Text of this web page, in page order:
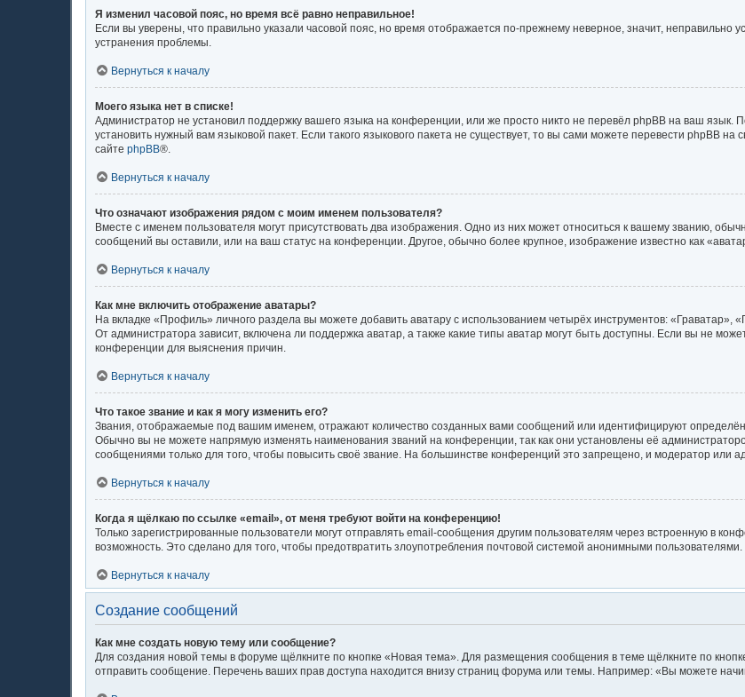
Я изменил часовой пояс, но время всё равно неправильное!
Если вы уверены, что правильно указали часовой пояс, но время отображается по-прежнему неверное, значит, неправильно
устранения проблемы.
Вернуться к началу
Моего языка нет в списке!
Администратор не установил поддержку вашего языка на конференции, или же просто никто не перевёл phpBB на ваш язык.
установить нужный вам языковой пакет. Если такого языкового пакета не существует, то вы сами можете перевести phpBB
сайте phpBB®.
Вернуться к началу
Что означают изображения рядом с моим именем пользователя?
Вместе с именем пользователя могут присутствовать два изображения. Одно из них может относиться к вашему званию,
сообщений вы оставили, или на ваш статус на конференции. Другое, обычно более крупное, изображение известно как
Вернуться к началу
Как мне включить отображение аватары?
На вкладке «Профиль» личного раздела вы можете добавить аватару с использованием четырёх инструментов: «Граватар»,
От администратора зависит, включена ли поддержка аватар, а также какие типы аватар могут быть доступны. Если вы не
конференции для выяснения причин.
Вернуться к началу
Что такое звание и как я могу изменить его?
Звания, отображаемые под вашим именем, отражают количество созданных вами сообщений или идентифицируют
Обычно вы не можете напрямую изменять наименования званий на конференции, так как они установлены её
сообщениями только для того, чтобы повысить своё звание. На большинстве конференций это запрещено, и модератор или
Вернуться к началу
Когда я щёлкаю по ссылке «email», от меня требуют войти на конференцию!
Только зарегистрированные пользователи могут отправлять email-сообщения другим пользователям через встроенную в
возможность. Это сделано для того, чтобы предотвратить злоупотребления почтовой системой анонимными пользователями.
Вернуться к началу
Создание сообщений
Как мне создать новую тему или сообщение?
Для создания новой темы в форуме щёлкните по кнопке «Новая тема». Для размещения сообщения в теме щёлкните по
отправить сообщение. Перечень ваших прав доступа находится внизу страниц форума или темы. Например: «Вы можете